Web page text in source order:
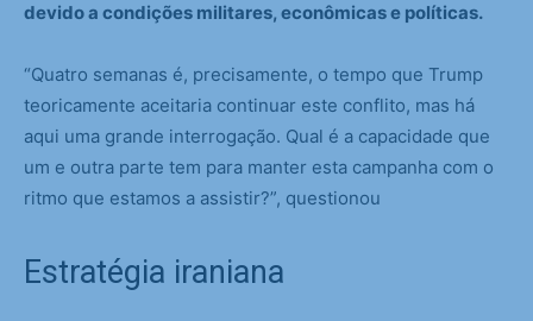
devido a condições militares, econômicas e políticas.
“Quatro semanas é, precisamente, o tempo que Trump
teoricamente aceitaria continuar este conflito, mas há
aqui uma grande interrogação. Qual é a capacidade que
um e outra parte tem para manter esta campanha com o
ritmo que estamos a assistir?”, questionou
Estratégia iraniana